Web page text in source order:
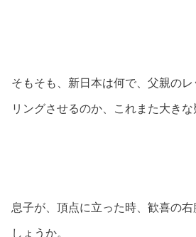
そもそも、新日本は何で、父親の
リングさせるのか、これまた大きな
息子が、頂点に立った時、歓喜の
しょうか。